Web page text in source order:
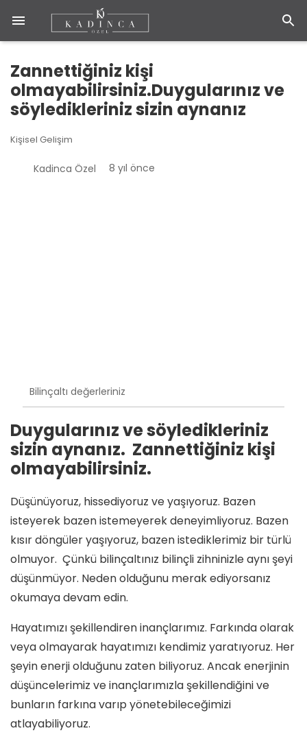
Zannettiğiniz kişi
olmayabilirsiniz.Duygularınız ve
söyledikleriniz sizin aynanız
Kişisel Gelişim
Kadinca Özel 8 yıl önce
Bilinçaltı değerleriniz
Duygularınız ve söyledikleriniz
sizin aynanız. Zannettiğiniz kişi
olmayabilirsiniz.
Düşünüyoruz, hissediyoruz ve yaşıyoruz. Bazen
isteyerek bazen istemeyerek deneyimliyoruz. Bazen
kısır döngüler yaşıyoruz, bazen istediklerimiz bir türlü
olmuyor. Çünkü bilinçaltınız bilinçli zihninizle aynı şeyi
düşünmüyor. Neden olduğunu merak ediyorsanız
okumaya devam edin.
Hayatımızı şekillendiren inançlarımız. Farkında olarak
veya olmayarak hayatımızı kendimiz yaratıyoruz. Her
şeyin enerji olduğunu zaten biliyoruz. Ancak enerjinin
düşüncelerimiz ve inançlarımızla şekillendiğini ve
bunların farkına varıp yönetebileceğimizi
atlayabiliyoruz.